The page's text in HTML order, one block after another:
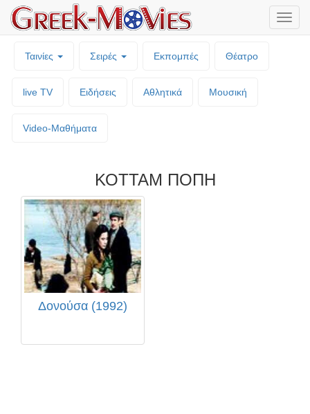
Ταινίες Σειρές Εκπομπές Θέατρο
live TV Ειδήσεις Αθλητικά Μουσική
Video-Mαθήματα
ΚΟΤΤΑΜ ΠΟΠΗ
Δονούσα (1992)